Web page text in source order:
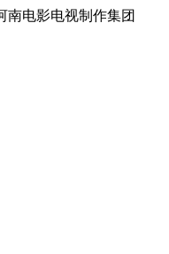
电影电视制作集团